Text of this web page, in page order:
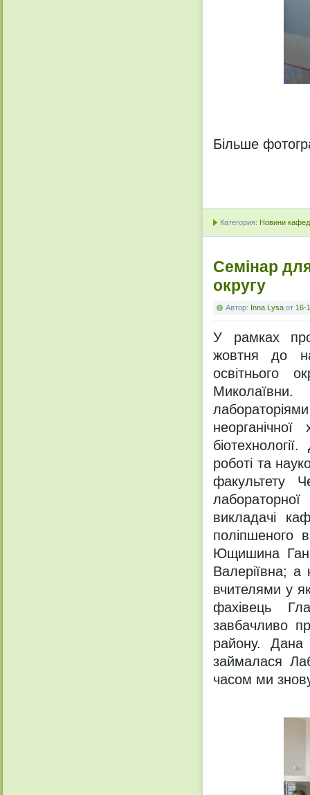
Більше
Категория: Новини
Семінар
округу
Автор: Inna Lysa от 16-
У рамках
жовтня до
освітнього
Миколаївни.
неорганічної
біотехнології.
роботі та
факультету
викладачі
поліпшеного
Ющишина
Валеріївна; а
вчителями у
фахівець
завбачливо
району. Дана
займалася
часом ми